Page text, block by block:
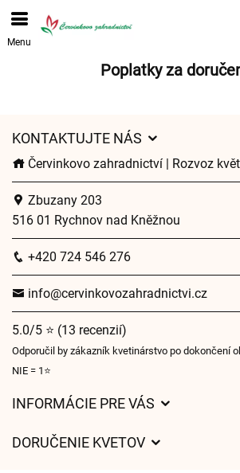
Objednávky prijímame
Najskorší možný termín doručenia je
Menu
Poplatky za
KONTAKTUJTE NÁS
Červinkovo zahradnictví | Rozvoz
Zbuzany 203
516 01 Rychnov nad Kněžnou
+420 724 546 276
info@cervinkovozahradnictvi.cz
5.0/5 ⭐ (13 recenzií)
Odporučil by zákazník kvetinárstvo po dokončení
NIE = 1⭐
INFORMÁCIE PRE VÁS
DORUČENIE KVETOV